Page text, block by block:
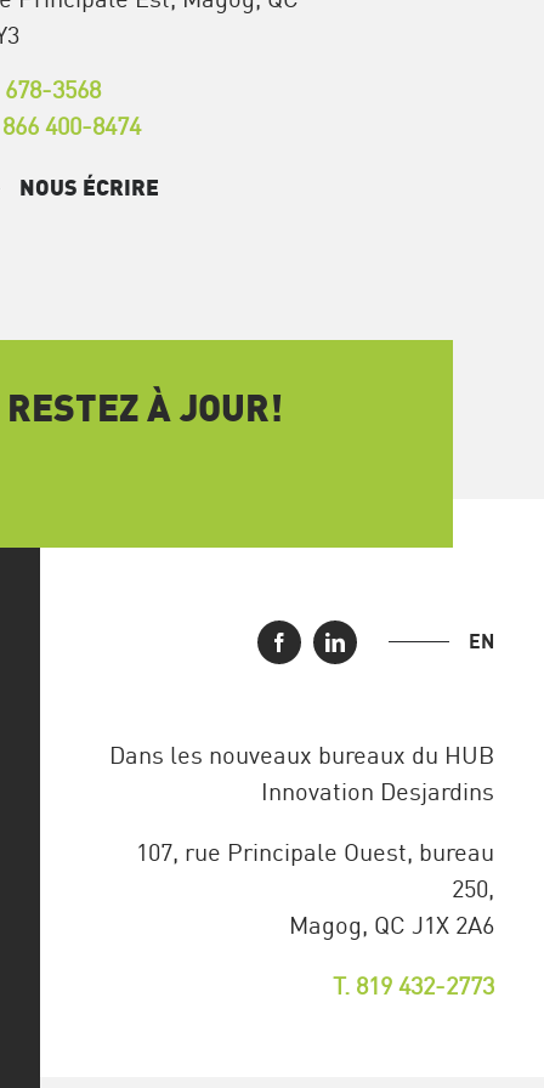
678-3568
400-8474
NOUS ÉCRIRE
À JOUR!
EN
Dans les nouveaux bureaux du HUB
Innovation Desjardins
107, rue Principale Ouest, bureau
250,
Magog, QC J1X 2A6
T. 819 432-2773